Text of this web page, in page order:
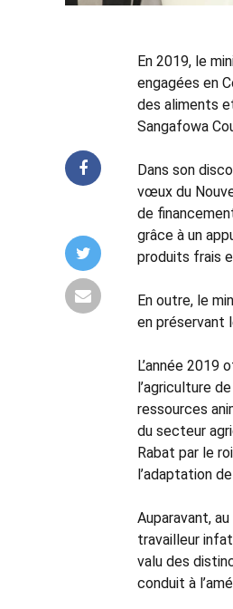
En 2019, le
engagées en
des aliments
Sangafowa
Dans son
vœux du
de
grâce à un
produits frais
En outre, le
en préservant
L’année
l’agriculture
ressources
du secteur
Rabat par le
l’adaptation
Auparavant,
travailleur
valu des
conduit à